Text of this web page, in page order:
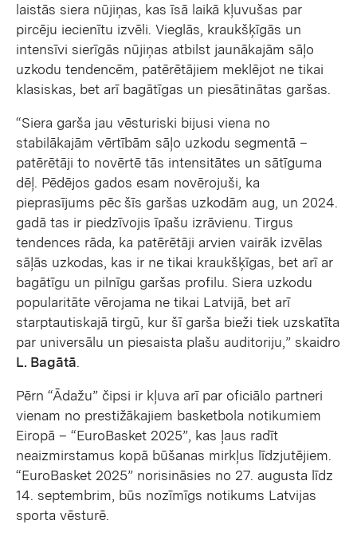
laistās siera nūjiņas, kas īsā laikā kļuvušas par
pircēju iecienītu izvēli. Vieglās, kraukšķīgās un
intensīvi sierīgās nūjiņas atbilst jaunākajām sāļo
uzkodu tendencēm, patērētājiem meklējot ne tikai
klasiskas, bet arī bagātīgas un piesātinātas garšas.
“Siera garša jau vēsturiski bijusi viena no
stabilākajām vērtībām sāļo uzkodu segmentā –
patērētāji to novērtē tās intensitātes un sātīguma
dēļ. Pēdējos gados esam novērojuši, ka
pieprasījums pēc šīs garšas uzkodām aug, un 2024.
gadā tas ir piedzīvojis īpašu izrāvienu. Tirgus
tendences rāda, ka patērētāji arvien vairāk izvēlas
sāļās uzkodas, kas ir ne tikai kraukšķīgas, bet arī ar
bagātīgu un pilnīgu garšas profilu. Siera uzkodu
popularitāte vērojama ne tikai Latvijā, bet arī
starptautiskajā tirgū, kur šī garša bieži tiek uzskatīta
par universālu un piesaista plašu auditoriju,” skaidro
L. Bagātā
Pērn “Ādažu” čipsi ir kļuva arī par oficiālo partneri
vienam no prestižākajiem basketbola notikumiem
Eiropā – “EuroBasket 2025”, kas ļaus radīt
neaizmirstamus kopā būšanas mirkļus līdzjutējiem.
“EuroBasket 2025” norisināsies no 27. augusta līdz
14. septembrim, būs nozīmīgs notikums Latvijas
sporta vēsturē.